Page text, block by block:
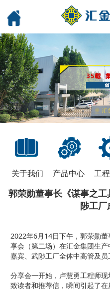
关于我们 产品中心 工
郭荣勋董事长《谋事之
陟工厂
2022年6月14日下午，郭荣勋
享会（第二场）在汇金集团生
嘉宾、武陟工厂全体中高管及员
分享会一开始，卢慧勇工程师
致读者和推荐信，瞬间引起了在